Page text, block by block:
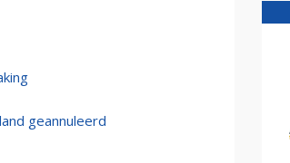
geannuleerd